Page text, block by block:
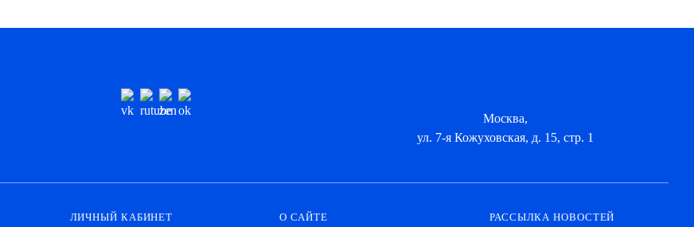
Москва,
ул. 7-я Кожуховская, д. 15, стр. 1
ЛИЧНЫЙ КАБИНЕТ О САЙТЕ РАССЫЛКА НОВОСТЕЙ